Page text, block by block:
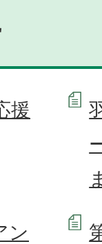
援
ン